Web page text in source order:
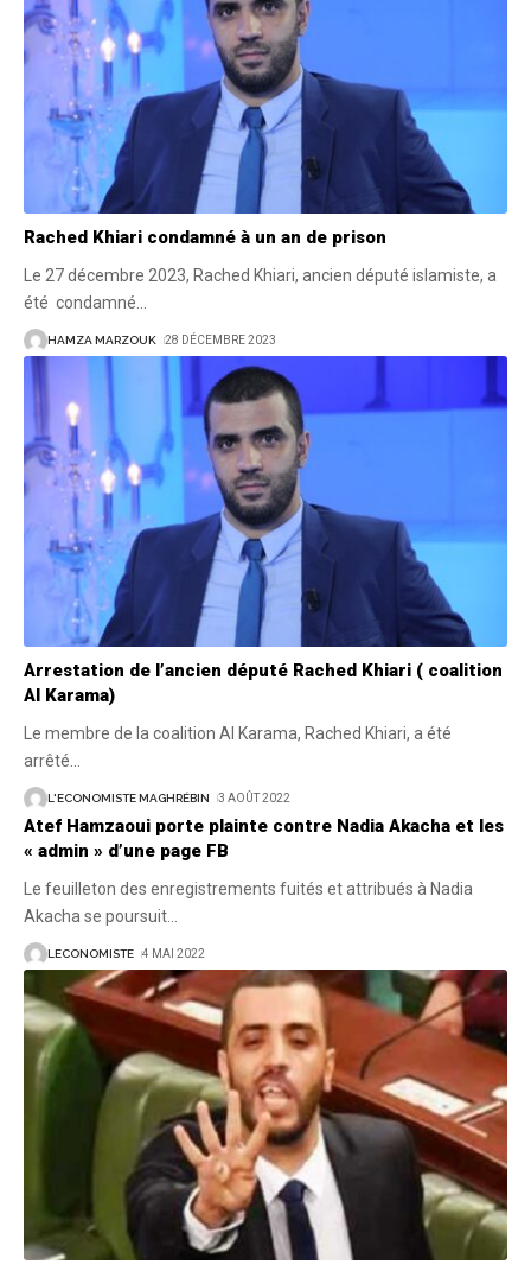
Rached Khiari condamné à un an de prison
Le 27 décembre 2023, Rached Khiari, ancien député islamiste, a
été condamné
HAMZA MARZOUK 28 DÉCEMBRE 2023
Arrestation de l’ancien député Rached Khiari ( coalition
Al Karama)
Le membre de la coalition Al Karama, Rached Khiari, a été
arrêté
L'ECONOMISTE MAGHRÉBIN 3 AOÛT 2022
Atef Hamzaoui porte plainte contre Nadia Akacha et les
« admin » d’une page FB
Le feuilleton des enregistrements fuités et attribués à Nadia
Akacha se poursuit
LECONOMISTE 4 MAI 2022